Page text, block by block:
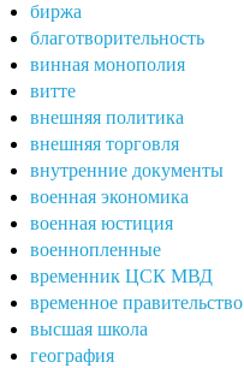
биржа
благотворительность
винная монополия
витте
внешняя политика
внешняя торговля
внутренние документы
военная экономика
военная юстиция
военнопленные
временник ЦСК МВД
временное правительство
высшая школа
география